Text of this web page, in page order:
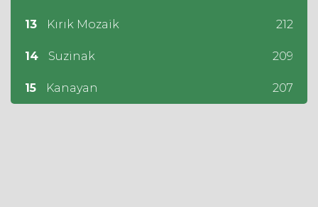
13 Kırık Mozaik 212
14 Suzinak 209
15 Kanayan 207